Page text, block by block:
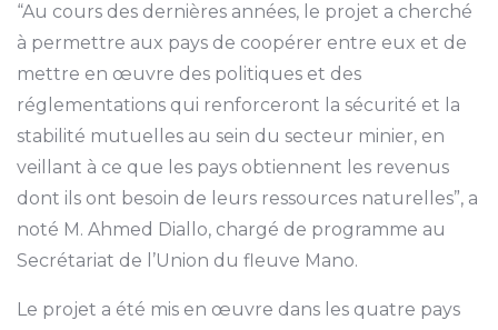
“Au cours des dernières années, le projet a cherché
à permettre aux pays de coopérer entre eux et de
mettre en œuvre des politiques et des
réglementations qui renforceront la sécurité et la
stabilité mutuelles au sein du secteur minier, en
veillant à ce que les pays obtiennent les revenus
dont ils ont besoin de leurs ressources naturelles”, a
noté M. Ahmed Diallo, chargé de programme au
Secrétariat de l’Union du fleuve Mano.
Le projet a été mis en œuvre dans les quatre pays